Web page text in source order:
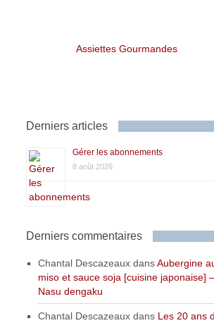
Assiettes Gourmandes
Derniers articles
Gérer les abonnements
8 août 2026
Derniers commentaires
Chantal Descazeaux dansAubergine
miso et sauce soja [cuisine japonaise] –
Nasu dengaku
Chantal Descazeaux dans Les 20 ans